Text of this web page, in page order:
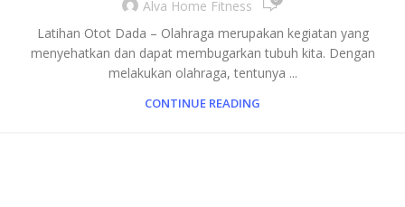
Alva Home Fitness
Latihan Otot Dada – Olahraga merupakan kegiatan yang
menyehatkan dan dapat membugarkan tubuh kita. Dengan
melakukan olahraga, tentunya ...
CONTINUE READING